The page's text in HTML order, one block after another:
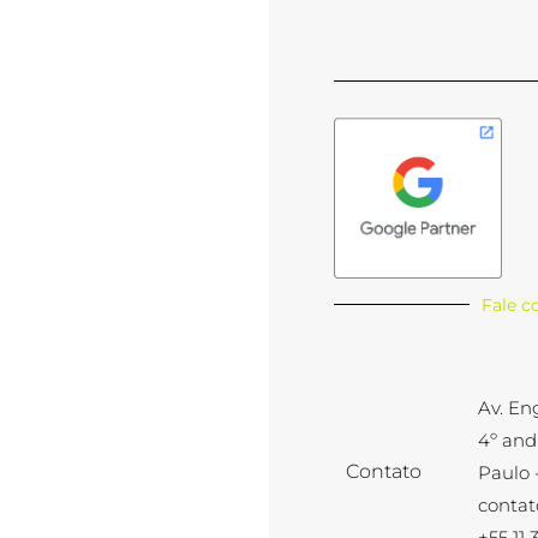
Fale
Contato
Av.
4º
Paulo